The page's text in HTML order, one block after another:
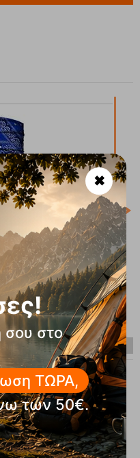
Blue Fizan
13,90 €
11,12 €
✖
σου στο
ΤΩΡΑ,
των 50€.